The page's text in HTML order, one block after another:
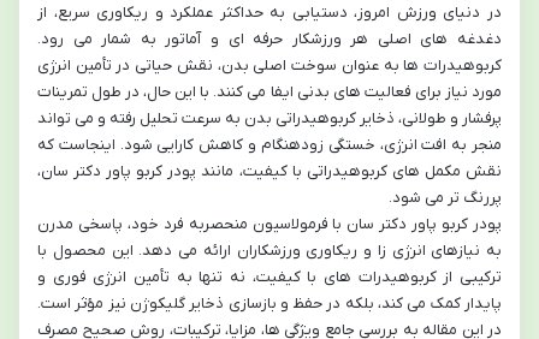
در دنیای ورزش امروز، دستیابی به حداکثر عملکرد و ریکاوری سریع، از
دغدغه های اصلی هر ورزشکار حرفه ای و آماتور به شمار می رود.
کربوهیدرات ها به عنوان سوخت اصلی بدن، نقش حیاتی در تأمین انرژی
مورد نیاز برای فعالیت های بدنی ایفا می کنند. با این حال، در طول تمرینات
پرفشار و طولانی، ذخایر کربوهیدراتی بدن به سرعت تحلیل رفته و می تواند
منجر به افت انرژی، خستگی زودهنگام و کاهش کارایی شود. اینجاست که
نقش مکمل های کربوهیدراتی با کیفیت، مانند پودر کربو پاور دکتر سان،
پررنگ تر می شود.
پودر کربو پاور دکتر سان با فرمولاسیون منحصربه فرد خود، پاسخی مدرن
به نیازهای انرژی زا و ریکاوری ورزشکاران ارائه می دهد. این محصول با
ترکیبی از کربوهیدرات های با کیفیت، نه تنها به تأمین انرژی فوری و
پایدار کمک می کند، بلکه در حفظ و بازسازی ذخایر گلیکوژن نیز مؤثر است.
در این مقاله به بررسی جامع ویژگی ها، مزایا، ترکیبات، روش صحیح مصرف